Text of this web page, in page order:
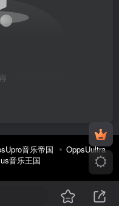
音乐帝国
OppsUultra
音乐王国